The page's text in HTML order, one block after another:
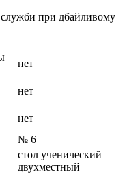
служби при дбайливому
нет
нет
нет
№ 6
стол ученический
двухместный